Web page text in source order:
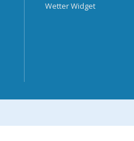
Wetter Widget